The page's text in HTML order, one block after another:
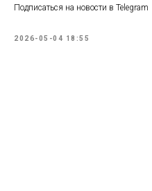
Подписаться на новости в Telegram
2026-05-04 18:55